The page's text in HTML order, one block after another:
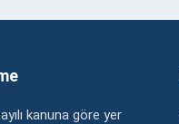
kanuna göre yer